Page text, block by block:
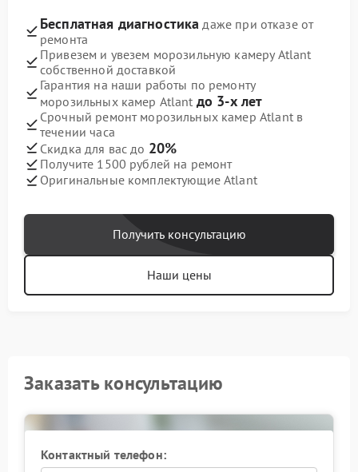
Бесплатная диагностика даже при отказе от
ремонта
Привезем и увезем морозильную камеру Atlant
собственной доставкой
Гарантия на наши работы по ремонту
морозильных камер Atlant до 3-х лет
Срочный ремонт морозильных камер Atlant в
течении часа
Скидка для вас до 20%
Получите 1500 рублей на ремонт
Оригинальные комплектующие Atlant
Получить консультацию
Наши цены
Заказать консультацию
Контактный телефон: